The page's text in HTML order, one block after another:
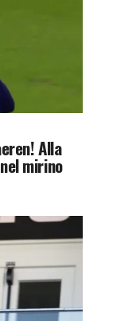
Alla
mirino